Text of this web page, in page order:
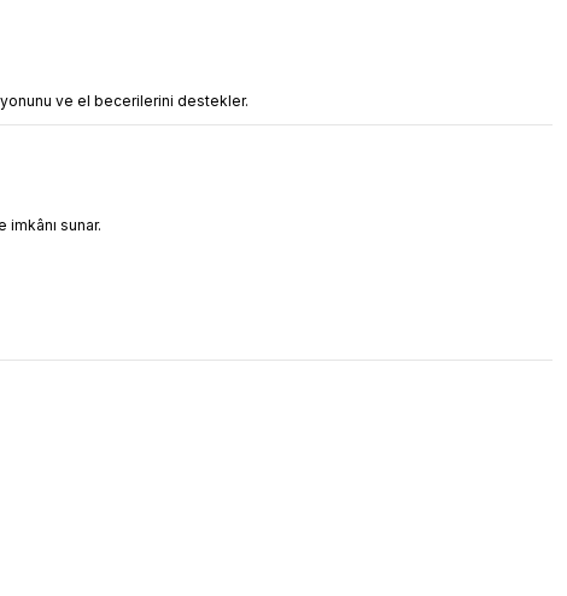
ve el becerilerini destekler.
sunar.